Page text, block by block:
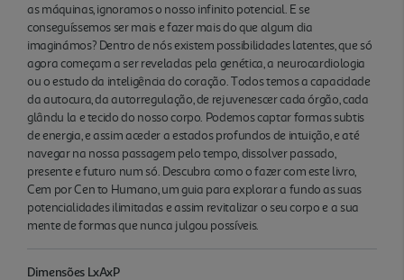
as máquinas, ignoramos o nosso infinito potencial. E se
conseguíssemos ser mais e fazer mais do que algum dia
imaginámos? Dentro de nós existem possibilidades latentes, que só
agora começam a ser reveladas pela genética, a neurocardiologia
ou o estudo da inteligência do coração. Todos temos a capacidade
da autocura, da autorregulação, de rejuvenescer cada órgão, cada
glându la e tecido do nosso corpo. Podemos captar formas subtis
de energia, e assim aceder a estados profundos de intuição, e até
navegar na nossa passagem pelo tempo, dissolver passado,
presente e futuro num só. Descubra como o fazer com este livro,
Cem por Cen to Humano, um guia para explorar a fundo as suas
potencialidades ilimitadas e assim revitalizar o seu corpo e a sua
mente de formas que nunca julgou possíveis.
Dimensões LxAxP